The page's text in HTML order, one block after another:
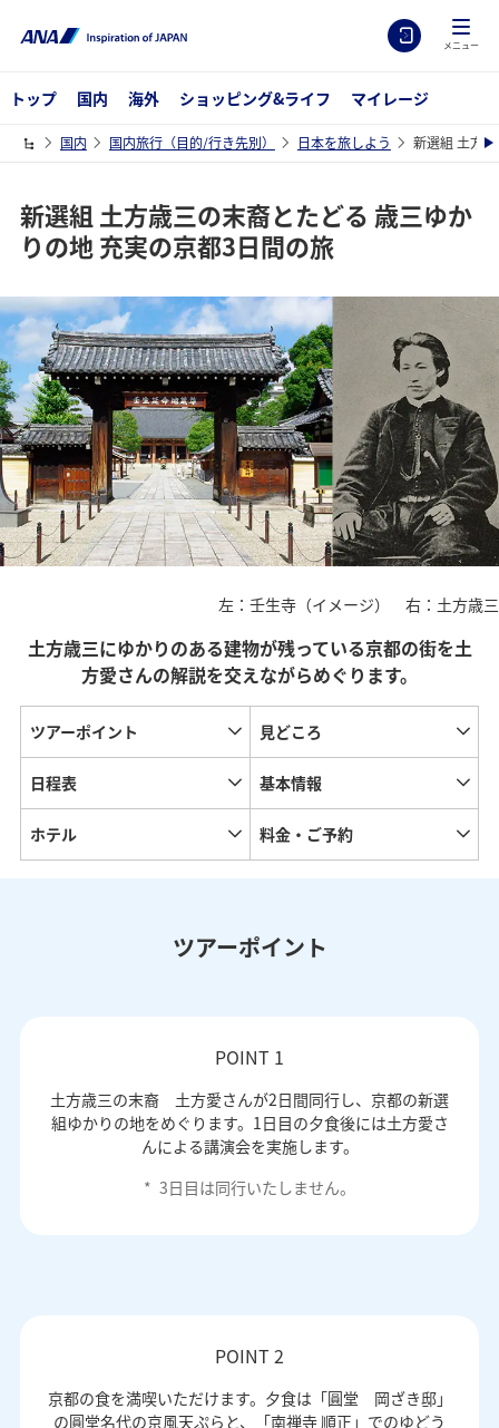
メニュー
トップ 国内 海外 ショッピング&ライフ マイレージ
国内 国内旅行（目的/行き先別） 日本を旅しよう 新選組 土方
新選組 土方歳三の末裔とたどる 歳三ゆか
りの地 充実の京都3日間の旅
左：壬生寺（イメージ） 右：土方歳三
土方歳三にゆかりのある建物が残っている京都の街を土
方愛さんの解説を交えながらめぐります。
ツアーポイント 見どころ
日程表 基本情報
ホテル 料金・ご予約
ツアーポイント
POINT 1
土方歳三の末裔 土方愛さんが2日間同行し、京都の新選
組ゆかりの地をめぐります。1日目の夕食後には土方愛さ
んによる講演会を実施します。
* 3日目は同行いたしません。
POINT 2
京都の食を満喫いただけます。夕食は「圓堂 岡ざき邸」
の圓堂名代の京風天ぷらと、「南禅寺 順正」でのゆどう